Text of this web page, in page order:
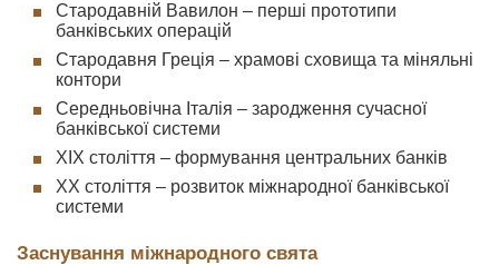
Стародавній Вавилон – перші прототипи
банківських операцій
Стародавня Греція – храмові сховища та міняльні
контори
Середньовічна Італія – зародження сучасної
банківської системи
XIX століття – формування центральних банків
XX століття – розвиток міжнародної банківської
системи
Заснування міжнародного свята